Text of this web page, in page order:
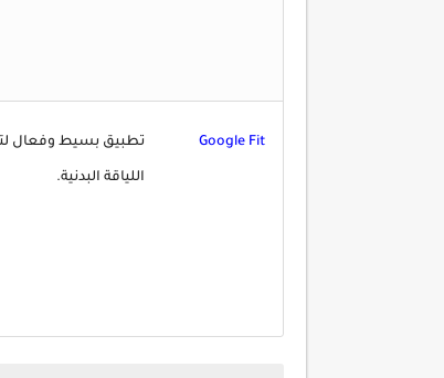
Google Fit تطبيق بسيط وفعال
اللياقة البدنية.